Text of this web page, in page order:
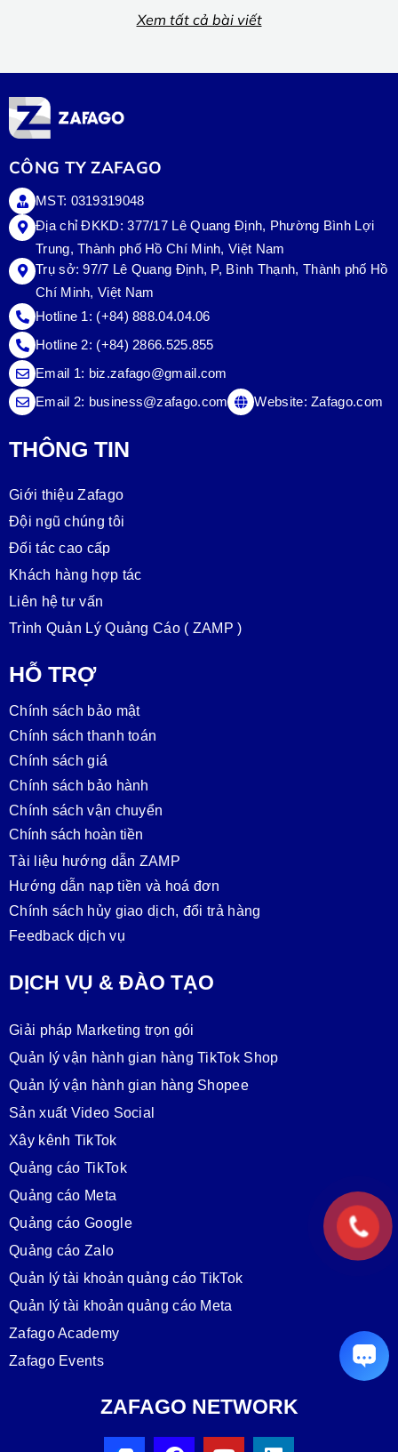
Xem tất cả bài viết
CÔNG TY ZAFAGO
MST: 0319319048
Địa chỉ ĐKKD: 377/17 Lê Quang Định, Phường Bình Lợi
Trung, Thành phố Hồ Chí Minh, Việt Nam
Trụ sở:97/7 Lê Quang Định, P, Bình Thạnh, Thành phố Hồ
Chí Minh, Việt Nam
Hotline 1: (+84) 888.04.04.06
Hotline 2: (+84) 2866.525.855
Email 1: biz.zafago@gmail.com
Email 2: business@zafago.com Website:Zafago.com
THÔNG TIN
Giới thiệu Zafago
Đội ngũ chúng tôi
Đối tác cao cấp
Khách hàng hợp tác
Liên hệ tư vấn
Trình Quản Lý Quảng Cáo ( ZAMP )
HỖ TRỢ
Chính sách bảo mật
Chính sách thanh toán
Chính sách giá
Chính sách bảo hành
Chính sách vận chuyển
Chính sách hoàn tiền
Tài liệu hướng dẫn ZAMP
Hướng dẫn nạp tiền và hoá đơn
Chính sách hủy giao dịch, đổi trả hàng
Feedback dịch vụ
DỊCH VỤ & ĐÀO TẠO
Giải pháp Marketing trọn gói
Quản lý vận hành gian hàng TikTok Shop
Quản lý vận hành gian hàng Shopee
Sản xuất Video Social
Xây kênh TikTok
Quảng cáo TikTok
Quảng cáo Meta
Quảng cáo Google
Quảng cáo Zalo
Quản lý tài khoản quảng cáo TikTok
Quản lý tài khoản quảng cáo Meta
Zafago Academy
Zafago Events
ZAFAGO NETWORK